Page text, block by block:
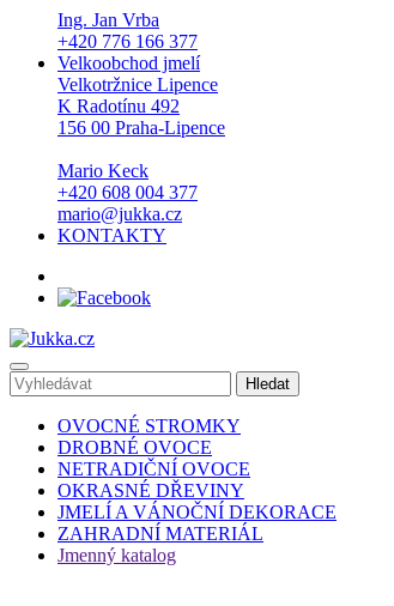
Ing. Jan Vrba
+420 776 166 377
Velkoobchod jmelí
Velkotržnice Lipence
K Radotínu 492
156 00 Praha-Lipence
Mario Keck
+420 608 004 377
mario@jukka.cz
KONTAKTY
OVOCNÉ STROMKY
DROBNÉ OVOCE
NETRADIČNÍ OVOCE
OKRASNÉ DŘEVINY
JMELÍ A VÁNOČNÍ DEKORACE
ZAHRADNÍ MATERIÁL
Jmenný katalog